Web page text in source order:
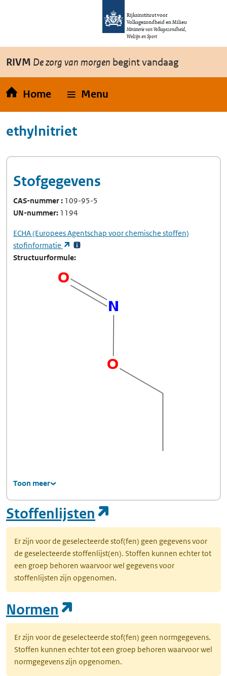
Overslaan en naar de inhoud gaan
Rijksinstituut voor
Volksgezondheid en Milieu
Ministerie van Volksgezondheid,
Welzijn en Sport
RIVM De zorg van morgen begint vandaag
Home Menu
ethylnitriet
Stofgegevens
CAS-nummer 109-95-5
UN-nummer 1194
ECHA(Europees Agentschap voor chemische stoffen)
stofinformatie
(opent in een nieuw tabblad)
Structuurformule
Toon meer
Stoffenlijsten
Er zijn voor de geselecteerde stof(fen) geen gegevens voor
de geselecteerde stoffenlijst(en). Stoffen kunnen echter tot
een groep behoren waarvoor wel gegevens voor
stoffenlijsten zijn opgenomen.
Normen
Er zijn voor de geselecteerde stof(fen) geen normgegevens.
Stoffen kunnen echter tot een groep behoren waarvoor wel
normgegevens zijn opgenomen.